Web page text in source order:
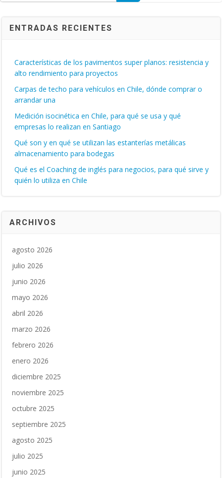
ENTRADAS RECIENTES
Características de los pavimentos super planos: resistencia y
alto rendimiento para proyectos
Carpas de techo para vehículos en Chile, dónde comprar o
arrandar una
Medición isocinética en Chile, para qué se usa y qué
empresas lo realizan en Santiago
Qué son y en qué se utilizan las estanterías metálicas
almacenamiento para bodegas
Qué es el Coaching de inglés para negocios, para qué sirve y
quién lo utiliza en Chile
ARCHIVOS
agosto 2026
julio 2026
junio 2026
mayo 2026
abril 2026
marzo 2026
febrero 2026
enero 2026
diciembre 2025
noviembre 2025
octubre 2025
septiembre 2025
agosto 2025
julio 2025
junio 2025